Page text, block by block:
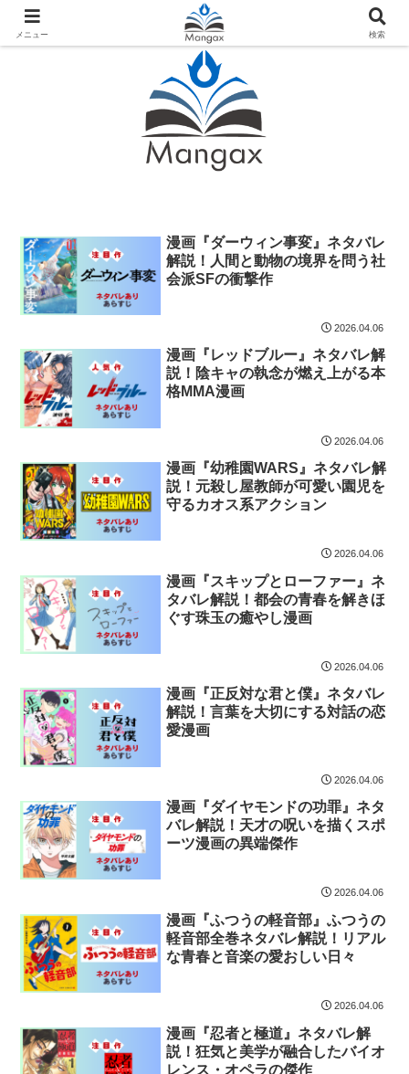
人気おすすめ漫画紹介ならMangax（マンガックス）
漫画『ダーウィン事変』ネタバレ
解説！人間と動物の境界を問う社
会派SFの衝撃作
2026.04.06
漫画『レッドブルー』ネタバレ解
説！陰キャの執念が燃え上がる本
格MMA漫画
2026.04.06
漫画『幼稚園WARS』ネタバレ解
説！元殺し屋教師が可愛い園児を
守るカオス系アクション
2026.04.06
漫画『スキップとローファー』ネ
タバレ解説！都会の青春を解きほ
ぐす珠玉の癒やし漫画
2026.04.06
漫画『正反対な君と僕』ネタバレ
解説！言葉を大切にする対話の恋
愛漫画
2026.04.06
漫画『ダイヤモンドの功罪』ネタ
バレ解説！天才の呪いを描くスポ
ーツ漫画の異端傑作
2026.04.06
漫画『ふつうの軽音部』ふつうの
軽音部全巻ネタバレ解説！リアル
な青春と音楽の愛おしい日々
2026.04.06
漫画『忍者と極道』ネタバレ解
説！狂気と美学が融合したバイオ
レンス・オペラの傑作
メニュー 検索